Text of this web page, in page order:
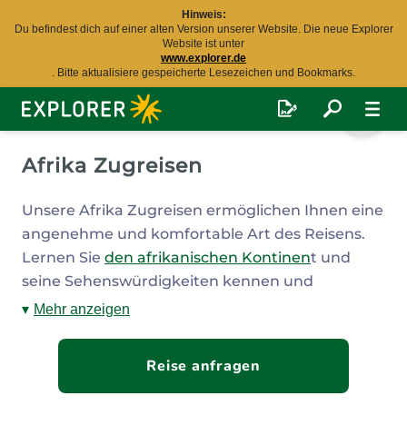
Hinweis:
Du befindest dich auf einer alten Version unserer Website. Die neue Explorer
Website ist unter
www.explorer.de
. Bitte aktualisiere gespeicherte Lesezeichen und Bookmarks.
Explorer
Fernreisen
Afrika Zugreisen
Unsere Afrika Zugreisen ermöglichen Ihnen eine
angenehme und komfortable Art des Reisens.
Lernen Sie den afrikanischen Kontinent und
seine Sehenswürdigkeiten kennen und
entdecken Sie jeden Tag neue, aufregende
reichen von Standard- bis zur exquisite
Extraklasse. Gerne sind Ihnen unsere Afrika-
Mehr anzeigen
Reise anfragen